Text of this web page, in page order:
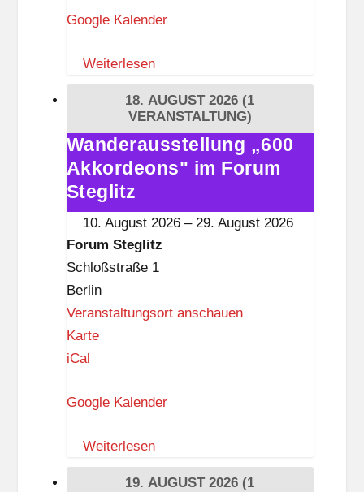
u
S
t
g
i
t
z
Google Kalender
Weiterlesen
18. AUGUST 2026 (1
VERANSTALTUNG)
Wanderausstellung
„600
Akkordeons"
im
Wanderausstellung „600
Akkordeons" im Forum
Steglitz
10. August 2026 – 29. August 2026
Forum Steglitz
Schloßstraße 1
Berlin
Veranstaltungsort anschauen
KarteF
u
S
t
iCal
Google Kalender
Weiterlesen
19. AUGUST 2026 (1